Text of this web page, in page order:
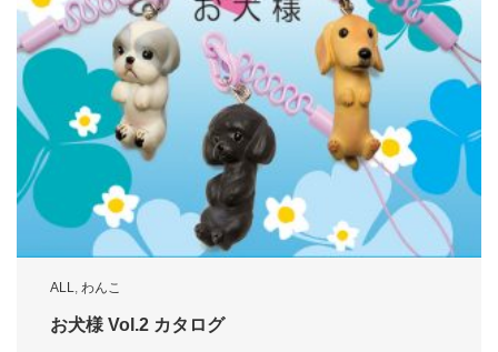
ALL, わんこ
お犬様 Vol.2 カタログ